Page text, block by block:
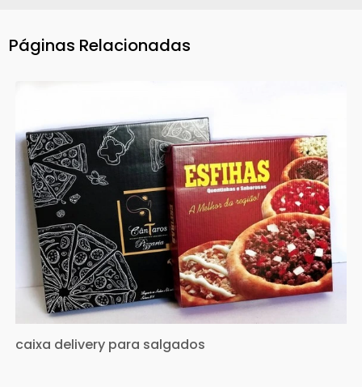
Páginas Relacionadas
caixa delivery para salgados